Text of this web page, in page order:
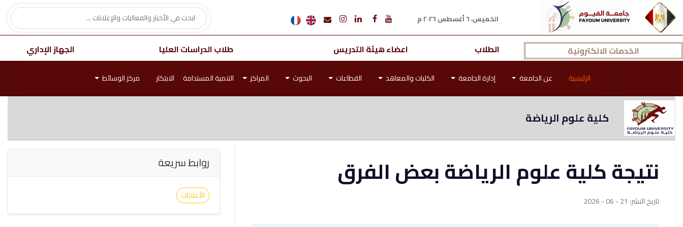
الخميس، ٦ أغسطس ٢٠٢٦ م
الخدمات الالكترونية الطلاب اعضاء هيئة التدريس طلاب الدراسات العليا الجهاز الإداري
الرئيسية عن الجامعة إدارة الجامعة الكليات والمعاهد القطاعات البحوث المراكز التنمية المستدامة الابتكار مركز الوسائط
كلية علوم الرياضة
نتيجة كلية علوم الرياضة بعض الفرق
تاريخ النشر: 21 - 06 - 2026
روابط سريعة
الأعلانات